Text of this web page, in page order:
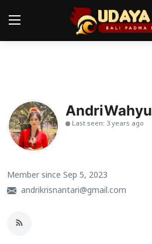
Pura
Desa Adat
Tradisi
Kearifan lokal
Seni
AndriWahyu
Last seen: 3 years ago
Member since Sep 5, 2023
andrikrisnantari@gmail.com